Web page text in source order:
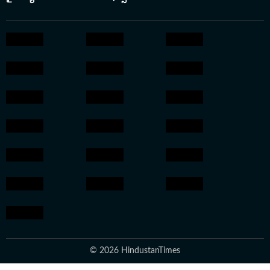
© 2026 HindustanTimes